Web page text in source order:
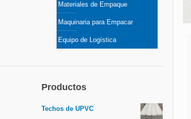
Materiales de Empaque
Maquinaria para Empacar
Equipo de Logística
Productos
Techos de UPVC